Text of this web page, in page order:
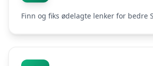
Finn og fiks ødelagte lenker for bedre